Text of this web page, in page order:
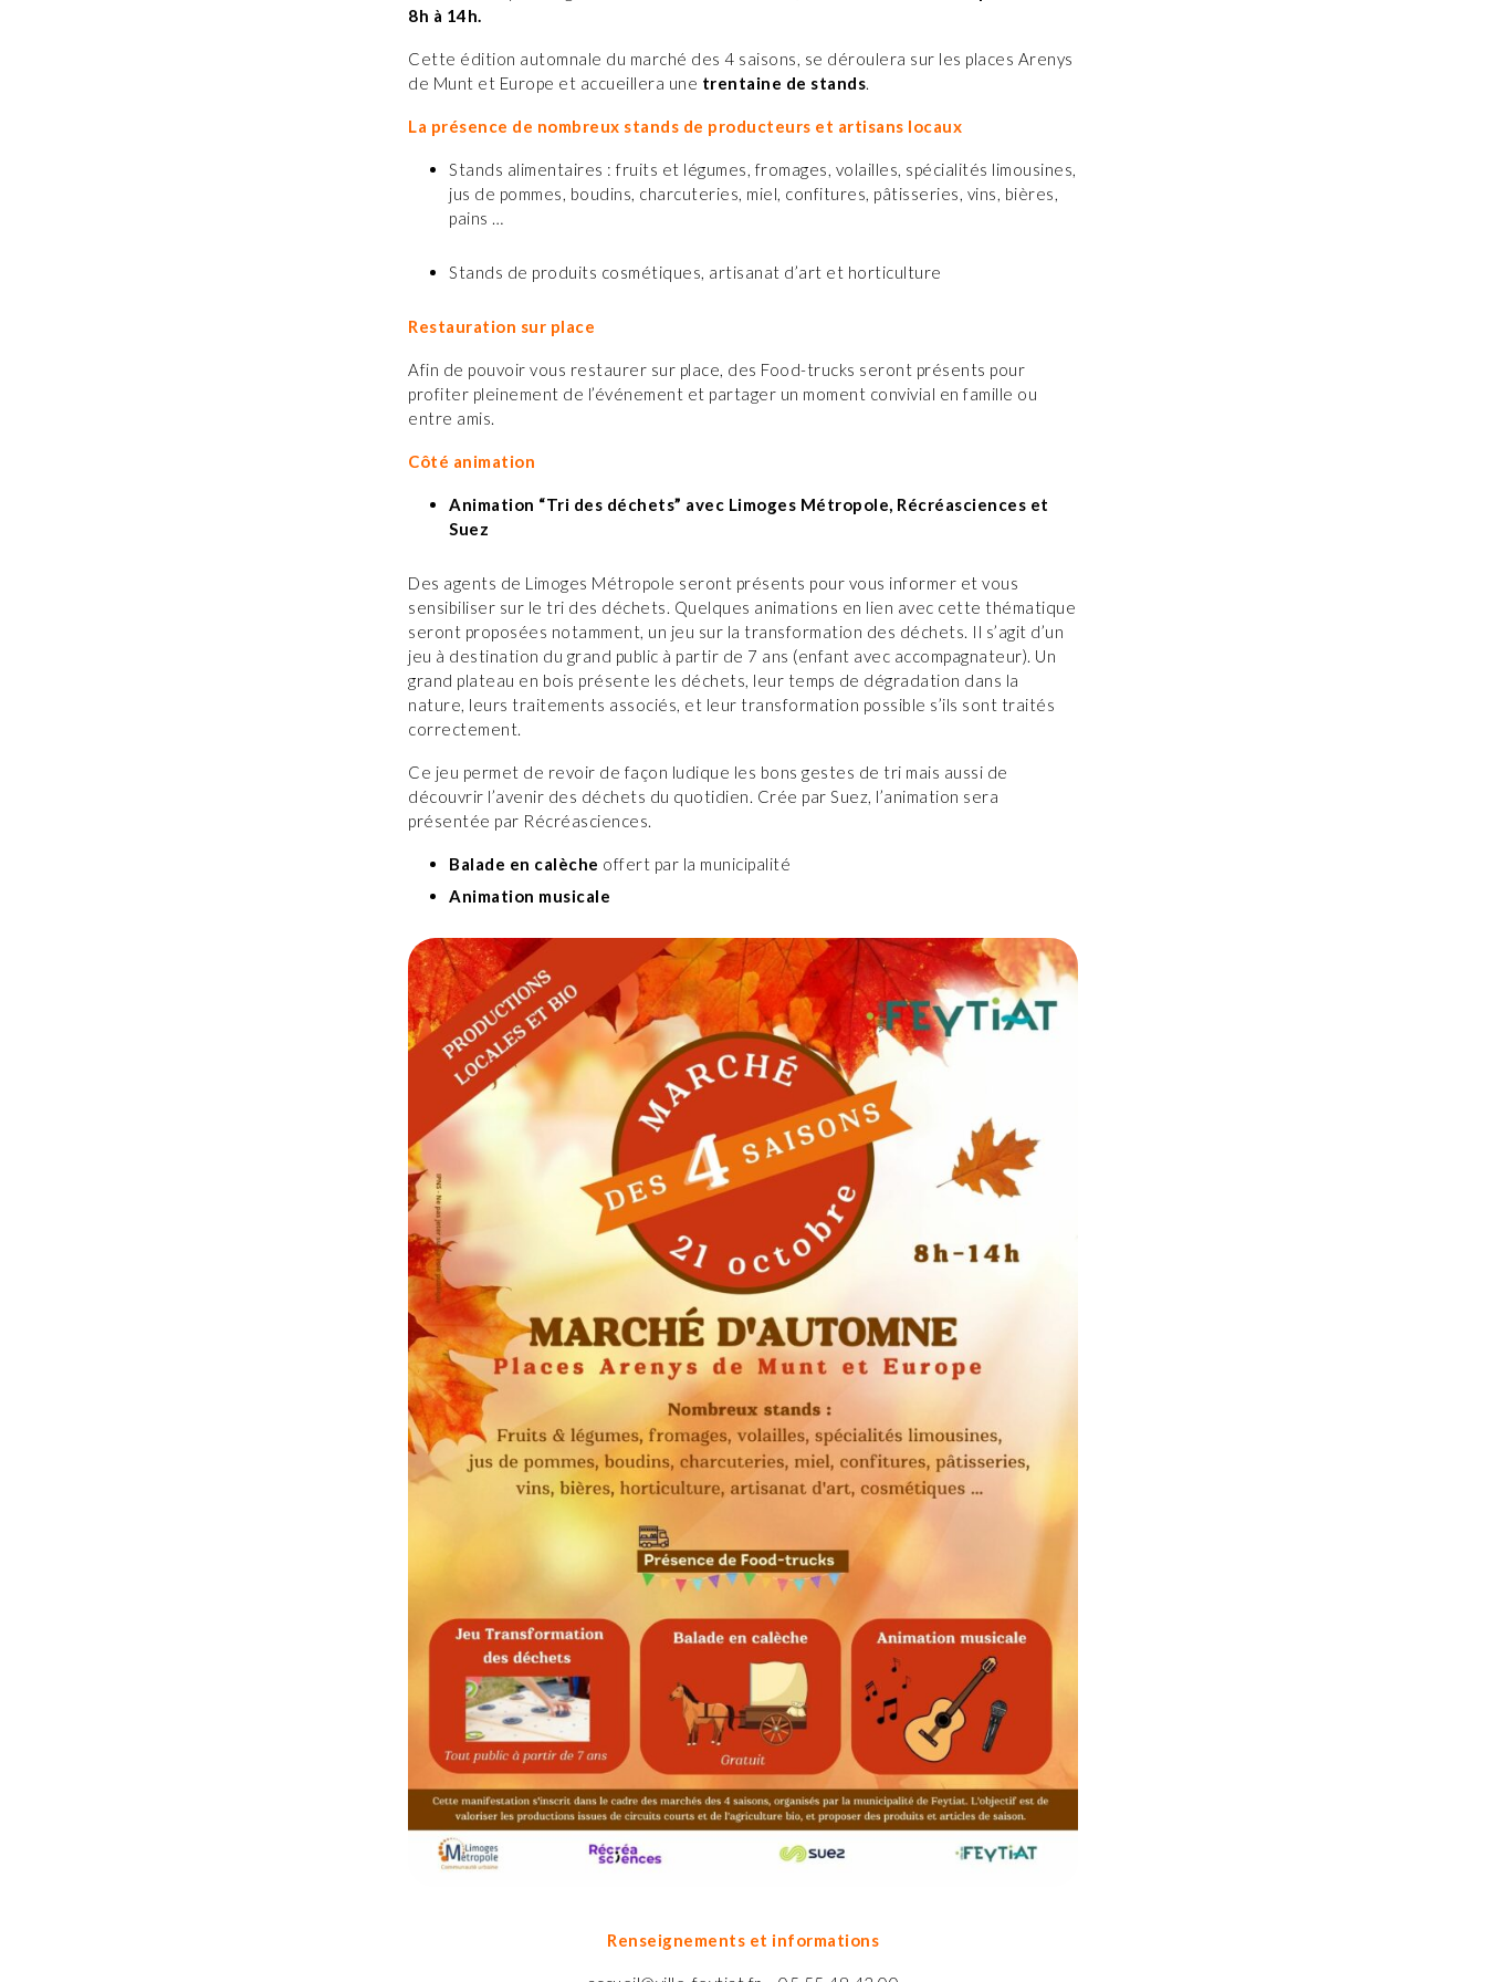
8h à 14h.
Cette édition automnale du marché des 4 saisons, se déroulera sur les places Arenys
de Munt et Europe et accueillera une trentaine de stands.
La présence de nombreux stands de producteurs et artisans locaux
Stands alimentaires : fruits et légumes, fromages, volailles, spécialités limousines,
jus de pommes, boudins, charcuteries, miel, confitures, pâtisseries, vins, bières,
pains …
Stands de produits cosmétiques, artisanat d’art et horticulture
Restauration sur place
Afin de pouvoir vous restaurer sur place, des Food-trucks seront présents pour
profiter pleinement de l’événement et partager un moment convivial en famille ou
entre amis.
Côté animation
Animation “Tri des déchets” avec Limoges Métropole, Récréasciences et
Suez
Des agents de Limoges Métropole seront présents pour vous informer et vous
sensibiliser sur le tri des déchets. Quelques animations en lien avec cette thématique
seront proposées notamment, un jeu sur la transformation des déchets. Il s’agit d’un
jeu à destination du grand public à partir de 7 ans (enfant avec accompagnateur). Un
grand plateau en bois présente les déchets, leur temps de dégradation dans la
nature, leurs traitements associés, et leur transformation possible s’ils sont traités
correctement.
Ce jeu permet de revoir de façon ludique les bons gestes de tri mais aussi de
découvrir l’avenir des déchets du quotidien. Crée par Suez, l’animation sera
présentée par Récréasciences.
Balade en calèche offert par la municipalité
Animation musicale
Renseignements et informations